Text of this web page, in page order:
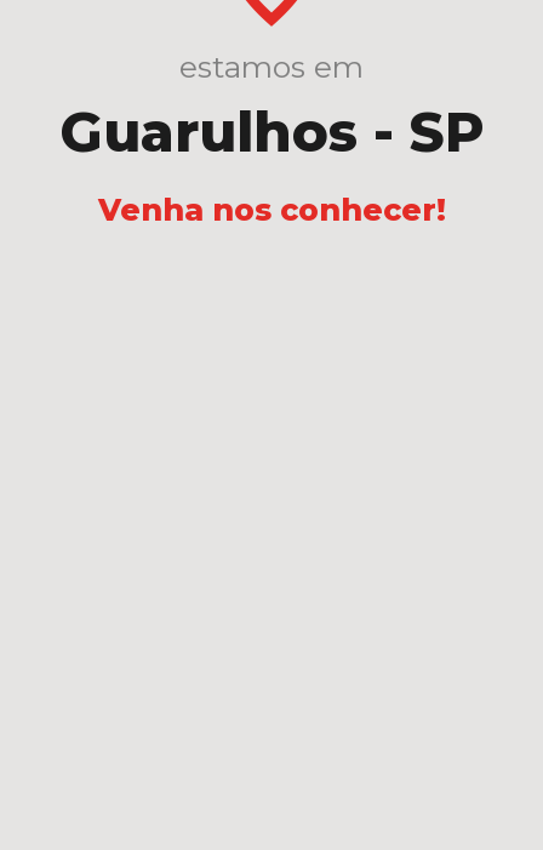
estamos em
Guarulhos - SP
Venha nos conhecer!